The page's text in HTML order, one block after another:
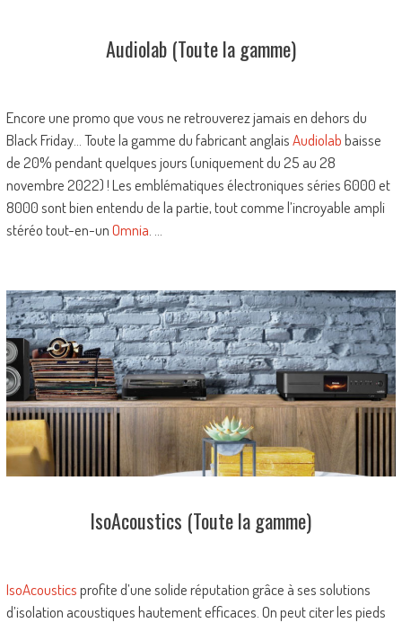
Audiolab (Toute la gamme)
Encore une promo que vous ne retrouverez jamais en dehors du
Black Friday… Toute la gamme du fabricant anglaisAudiolabbaisse
de 20% pendant quelques jours (uniquement du 25 au 28
novembre 2022) ! Les emblématiques électroniques séries 6000 et
8000 sont bien entendu de la partie, tout comme l’incroyable ampli
stéréo tout-en-unOmnia
IsoAcoustics (Toute la gamme)
IsoAcousticsprofite d’une solide réputation grâce à ses solutions
d’isolation acoustiques hautement efficaces. On peut citer les pieds